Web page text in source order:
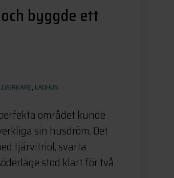
byggde ett
, LADHUS
området kunde
sin husdröm. Det
tjärvitriol, svarta
stod klart för två